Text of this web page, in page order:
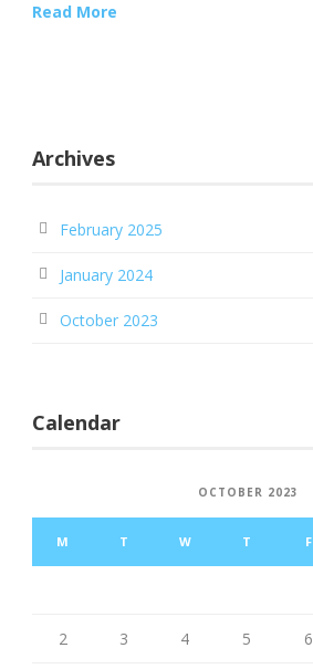
Read More
Archives
February 2025
January 2024
October 2023
Calendar
OCTOBER 2023
M T W T F
2 3 4 5 6